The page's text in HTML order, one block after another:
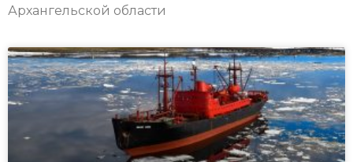
Архангельской области